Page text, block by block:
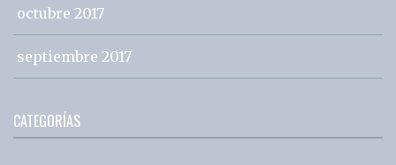
octubre 2017
septiembre 2017
CATEGORÍAS